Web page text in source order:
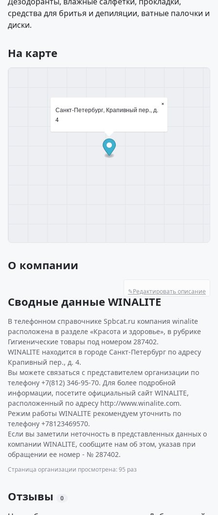
средства для бритья и депиляции, ватные палочки и
диски.
На карте
Санкт-Петербург, Крапивный пер., д.
4
×
О компании
✎Редактировать описание
Сводные данные WINALITE
В телефонном справочнике Spbcat.ru компания winalite
расположена в разделе «Красота и здоровье», в рубрике
Гигиенические товары под номером 287402.
WINALITE находится в городе Санкт-Петербург по адресу
Крапивный пер., д. 4.
Вы можете связаться с представителем организации по
телефону +7(812) 346-95-70. Для более подробной
информации, посетите официальный сайт WINALITE,
расположенный по адресу http://www.winalite.com.
Режим работы WINALITE рекомендуем уточнить по
телефону +78123469570.
Если вы заметили неточность в представленных данных о
компании WINALITE, сообщите нам об этом, указав при
обращении ее номер - № 287402.
Страница организации просмотрена: 95 раз
Отзывы 0